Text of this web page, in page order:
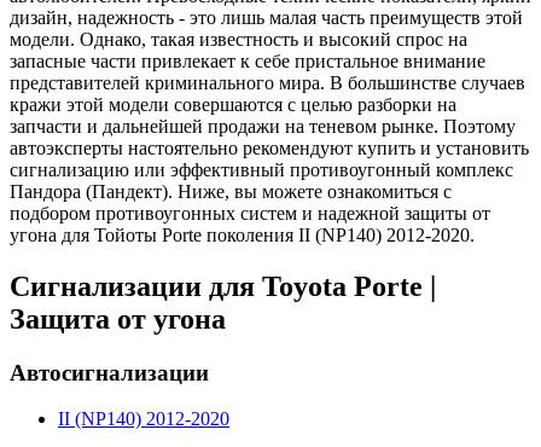
дизайн, надежность - это лишь малая часть преимуществ этой
модели. Однако, такая известность и высокий спрос на
запасные части привлекает к себе пристальное внимание
представителей криминального мира. В большинстве случаев
кражи этой модели совершаются с целью разборки на
запчасти и дальнейшей продажи на теневом рынке. Поэтому
автоэксперты настоятельно рекомендуют купить и установить
сигнализацию или эффективный противоугонный комплекс
Пандора (Пандект). Ниже, вы можете ознакомиться с
подбором противоугонных систем и надежной защиты от
угона для Тойоты Porte поколения II (NP140) 2012-2020.
Сигнализации для Toyota Porte |
Защита от угона
Автосигнализации
II (NP140) 2012-2020